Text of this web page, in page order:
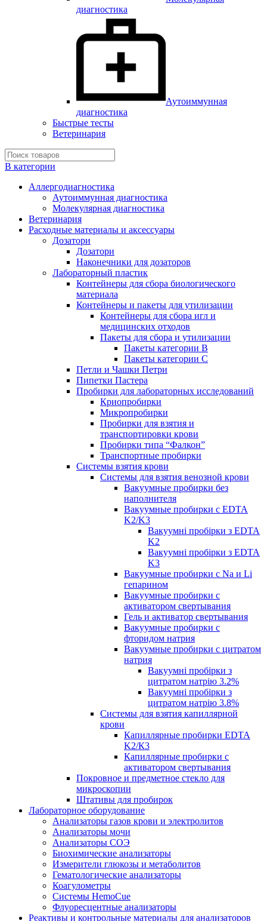
диагностика
Аутоиммунная
диагностика
Быстрые тесты
Ветеринария
В категории
Аллергодиагностика
Аутоиммунная диагностика
Молекулярная диагностика
Ветеринария
Расходные материалы и аксессуары
Дозатори
Дозатори
Наконечники для дозаторов
Лабораторный пластик
Контейнеры для сбора биологического
материала
Контейнеры и пакеты для утилизации
Контейнеры для сбора игл и
медицинских отходов
Пакеты для сбора и утилизации
Пакеты категории B
Пакеты категории C
Петли и Чашки Петри
Пипетки Пастера
Пробирки для лабораторных исследований
Криопробирки
Микропробирки
Пробирки для взятия и
транспортировки крови
Пробирки типа “Фалкон”
Транспортные пробирки
Системы взятия крови
Системы для взятия венозной крови
Вакуумные пробирки без
наполнителя
Вакуумные пробирки с EDTA
K2/K3
Вакуумні пробірки з EDTA
K2
Вакуумні пробірки з EDTA
K3
Вакуумные пробирки с Na и Li
гепарином
Вакуумные пробирки с
активатором свертывания
Гель и активатор свертывания
Вакуумные пробирки с
фторидом натрия
Вакуумные пробирки с цитратом
натрия
Вакуумні пробірки з
цитратом натрію 3.2%
Вакуумні пробірки з
цитратом натрію 3.8%
Системы для взятия капиллярной
крови
Капиллярные пробирки EDTA
K2/К3
Капиллярные пробирки с
активатором свертывания
Покровное и предметное стекло для
микроскопии
Штативы для пробирок
Лабораторное оборудование
Анализаторы газов крови и электролитов
Анализаторы мочи
Анализаторы СОЭ
Биохимические анализаторы
Измерители глюкозы и метаболитов
Гематологические анализаторы
Коагулометры
Системы HemoCue
Флуоресцентные анализаторы
Реактивы и контрольные материалы для анализаторов